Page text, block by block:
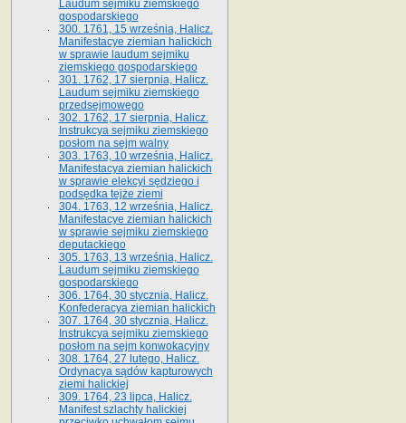
Laudum sejmiku ziemskiego
gospodarskiego
300. 1761, 15 września, Halicz.
Manifestacye ziemian halickich
w sprawie laudum sejmiku
ziemskiego gospodarskiego
301. 1762, 17 sierpnia, Halicz.
Laudum sejmiku ziemskiego
przedsejmowego
302. 1762, 17 sierpnia, Halicz.
Instrukcya sejmiku ziemskiego
posłom na sejm walny
303. 1763, 10 września, Halicz.
Manifestacya ziemian halickich
w sprawie elekcyi sędziego i
podsędka tejże ziemi
304. 1763, 12 września, Halicz.
Manifestacye ziemian halickich
w sprawie sejmiku ziemskiego
deputackiego
305. 1763, 13 września, Halicz.
Laudum sejmiku ziemskiego
gospodarskiego
306. 1764, 30 stycznia, Halicz.
Konfederacya ziemian halickich
307. 1764, 30 stycznia, Halicz.
Instrukcya sejmiku ziemskiego
posłom na sejm konwokacyjny
308. 1764, 27 lutego, Halicz.
Ordynacya sądów kapturowych
ziemi halickiej
309. 1764, 23 lipca, Halicz.
Manifest szlachty halickiej